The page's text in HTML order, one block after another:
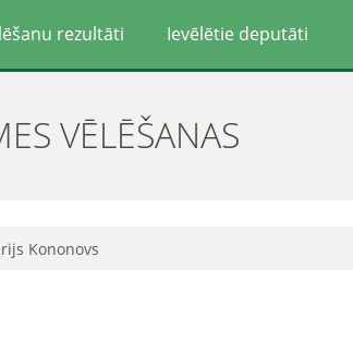
rezultāti Ievēlētie deputāti
VĒLĒŠANAS
Kononovs